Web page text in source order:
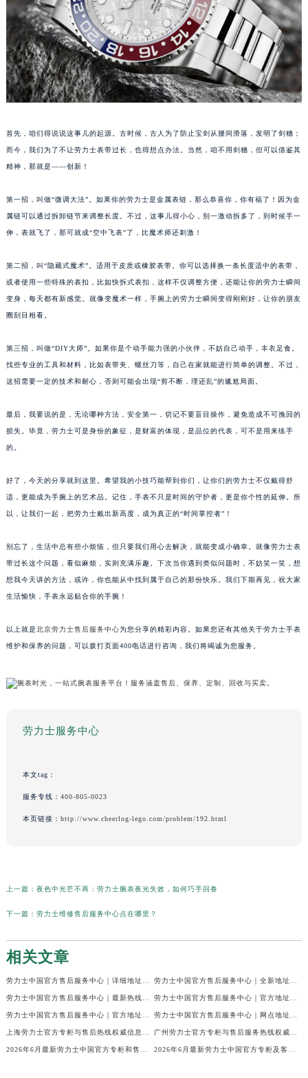
首先，咱们得说说这事儿的起源。古时候，古人为了防止宝剑从腰间滑落，发明了剑穗；
而今，我们为了不让劳力士表带过长，也得想点办法。当然，咱不用剑穗，但可以借鉴其
精神，那就是——创新！
第一招，叫做“微调大法”。如果你的劳力士是金属表链，那么恭喜你，你有福了！因为金
属链可以通过拆卸链节来调整长度。不过，这事儿得小心，别一激动拆多了，到时候手一
伸，表就飞了，那可就成“空中飞表”了，比魔术师还刺激！
第二招，叫“隐藏式魔术”。适用于皮质或橡胶表带。你可以选择换一条长度适中的表带，
或者使用一些特殊的表扣，比如快拆式表扣，这样不仅调整方便，还能让你的劳力士瞬间
变身，每天都有新感觉。就像变魔术一样，手腕上的劳力士瞬间变得刚刚好，让你的朋友
圈刮目相看。
第三招，叫做“DIY大师”。如果你是个动手能力强的小伙伴，不妨自己动手，丰衣足食。
找些专业的工具和材料，比如表带夹、螺丝刀等，自己在家就能进行简单的调整。不过，
这招需要一定的技术和耐心，否则可能会出现“剪不断，理还乱”的尴尬局面。
最后，我要说的是，无论哪种方法，安全第一，切记不要盲目操作，避免造成不可挽回的
损失。毕竟，劳力士可是身份的象征，是财富的体现，是品位的代表，可不是用来练手
的。
好了，今天的分享就到这里。希望我的小技巧能帮到你们，让你们的劳力士不仅戴得舒
适，更能成为手腕上的艺术品。记住，手表不只是时间的守护者，更是你个性的延伸。所
以，让我们一起，把劳力士戴出新高度，成为真正的“时间掌控者”！
别忘了，生活中总有些小烦恼，但只要我们用心去解决，就能变成小确幸。就像劳力士表
带过长这个问题，看似麻烦，实则充满乐趣。下次当你遇到类似问题时，不妨笑一笑，想
想我今天讲的方法，或许，你也能从中找到属于自己的那份快乐。我们下期再见，祝大家
生活愉快，手表永远贴合你的手腕！
以上就是北京劳力士售后服务中心为您分享的精彩内容。如果您还有其他关于劳力士手表
维护和保养的问题，可以拨打页面400电话进行咨询，我们将竭诚为您服务。
劳力士服务中心
本文tag：
服务专线： 400-805-0023
本页链接： http://www.cheerlog-lego.com/problem/192.html
上一篇： 夜色中光芒不再：劳力士腕表夜光失效，如何巧手回春
下一篇： 劳力士维修售后服务中心点在哪里？
相关文章